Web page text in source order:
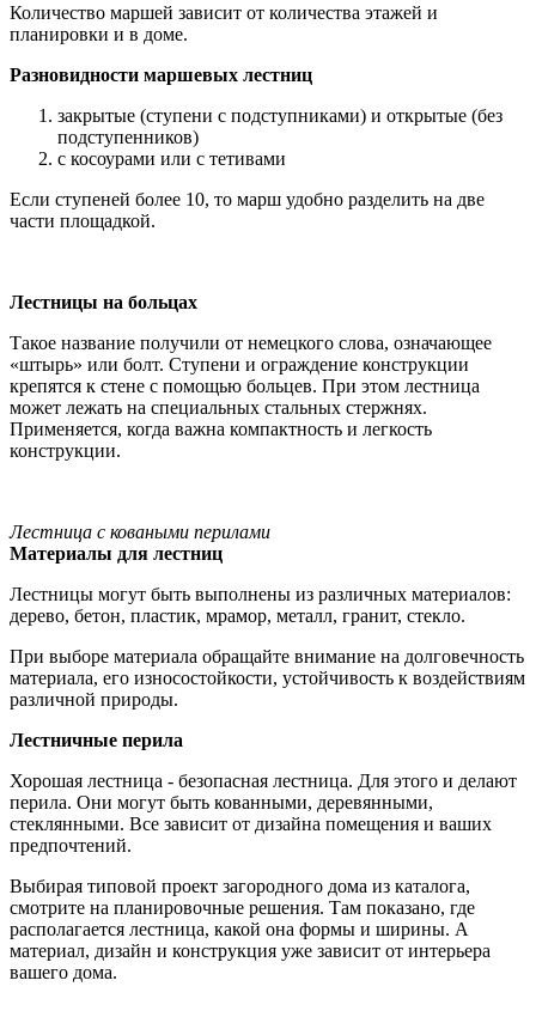
Количество маршей зависит от количества этажей и
планировки и в доме.
Разновидности маршевых лестниц
закрытые (ступени с подступниками) и открытые (без
подступенников)
с косоурами или с тетивами
Если ступеней более 10, то марш удобно разделить на две
части площадкой.
Лестницы на больцах
Такое название получили от немецкого слова, означающее
«штырь» или болт. Ступени и ограждение конструкции
крепятся к стене с помощью больцев. При этом лестница
может лежать на специальных стальных стержнях.
Применяется, когда важна компактность и легкость
конструкции.
Лестница с коваными перилами
Материалы для лестниц
Лестницы могут быть выполнены из различных материалов:
дерево, бетон, пластик, мрамор, металл, гранит, стекло.
При выборе материала обращайте внимание на долговечность
материала, его износостойкости, устойчивость к воздействиям
различной природы.
Лестничные перила
Хорошая лестница - безопасная лестница. Для этого и делают
перила. Они могут быть кованными, деревянными,
стеклянными. Все зависит от дизайна помещения и ваших
предпочтений.
Выбирая типовой проект загородного дома из каталога,
смотрите на планировочные решения. Там показано, где
располагается лестница, какой она формы и ширины. А
материал, дизайн и конструкция уже зависит от интерьера
вашего дома.